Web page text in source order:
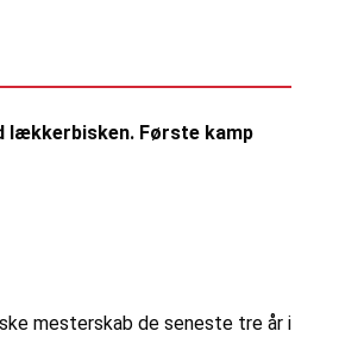
lækkerbisken. Første kamp
mesterskab de seneste tre år i